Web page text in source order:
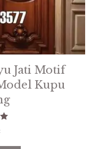
Jati Motif
Kupu